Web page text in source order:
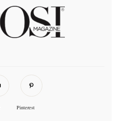
Pinterest